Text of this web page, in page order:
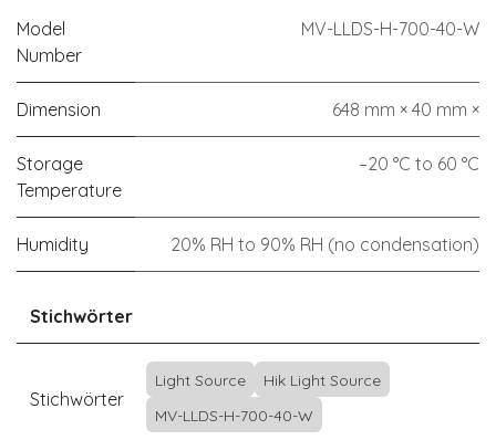
Model
Number
MV-LLDS-H-700-40-W
Dimension 648 mm × 40 mm ×
Storage
Temperature
–20 °C to 60 °C
Humidity 20% RH to 90% RH (no condensation)
Stichwörter
Stichwörter
Light Source
Hik Light Source
MV-LLDS-H-700-40-W